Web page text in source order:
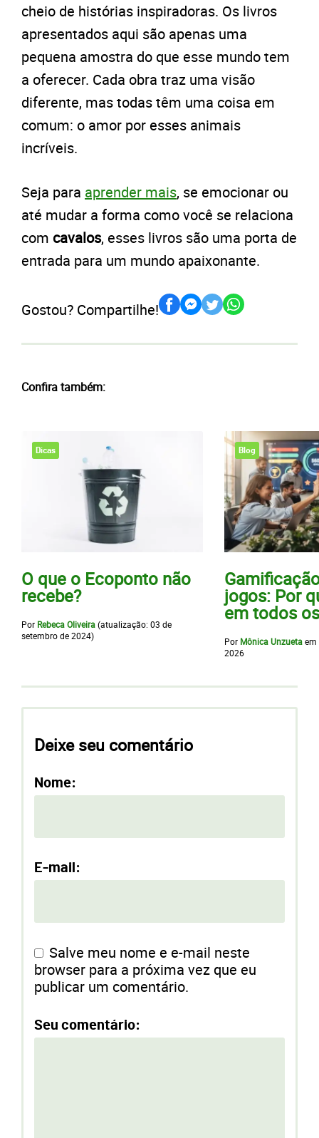
cheio de histórias inspiradoras. Os livros
apresentados aqui são apenas uma
pequena amostra do que esse mundo tem
a oferecer. Cada obra traz uma visão
diferente, mas todas têm uma coisa em
comum: o amor por esses animais
incríveis.
Seja para aprender mais, se emocionar ou
até mudar a forma como você se relaciona
com cavalos, esses livros são uma porta de
entrada para um mundo apaixonante.
Gostou? Compartilhe!
Confira também:
Dicas
O que o Ecoponto não
recebe?
Por Rebeca Oliveira(atualização: 03 de
setembro de 2024)
Blog
jogos: Por
em todos
Por Mônica Unzuetaem
2026
Deixe seu comentário
Nome:
E-mail:
Salve meu nome e e-mail neste
browser para a próxima vez que eu
publicar um comentário.
Seu comentário: